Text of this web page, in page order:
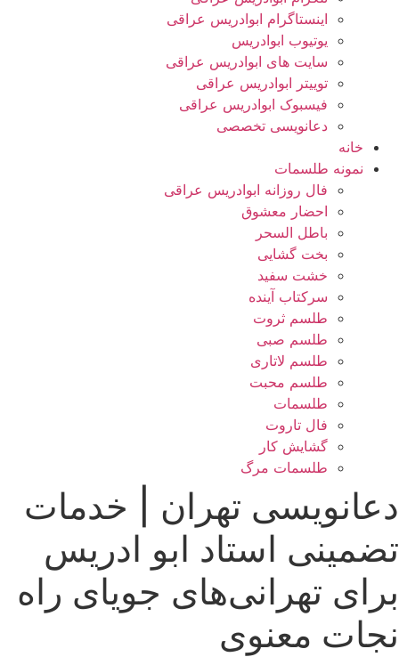
اینستاگرام ابوادریس عراقی
یوتیوب ابوادریس
سایت های ابوادریس عراقی
توییتر ابوادریس عراقی
فیسبوک ابوادریس عراقی
دعانویسی تخصصی
خانه
نمونه طلسمات
فال روزانه ابوادریس عراقی
احضار معشوق
باطل السحر
بخت گشایی
خشت سفید
سرکتاب آینده
طلسم ثروت
طلسم صبی
طلسم لاتاری
طلسم محبت
طلسمات
فال تاروت
گشایش کار
طلسمات مرگ
دعانویسی تهران | خدمات
تضمینی استاد ابو ادریس
برای تهرانی‌های جویای راه
نجات معنوی